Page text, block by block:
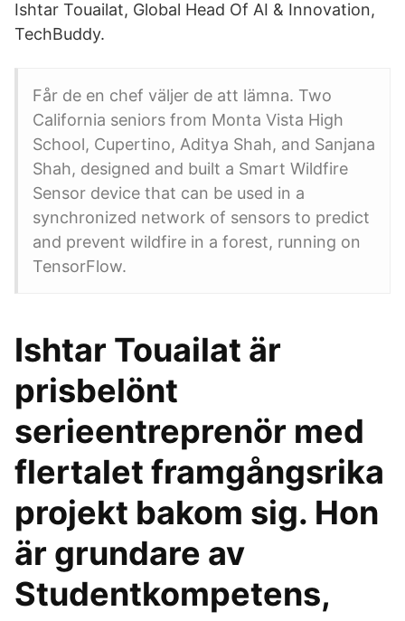
Ishtar Touailat, Global Head Of AI & Innovation,
TechBuddy.
Får de en chef väljer de att lämna. Two
California seniors from Monta Vista High
School, Cupertino, Aditya Shah, and Sanjana
Shah, designed and built a Smart Wildfire
Sensor device that can be used in a
synchronized network of sensors to predict
and prevent wildfire in a forest, running on
TensorFlow.
Ishtar Touailat är
prisbelönt
serieentreprenör med
flertalet framgångsrika
projekt bakom sig. Hon
är grundare av
Studentkompetens,